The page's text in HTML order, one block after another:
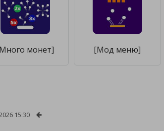
монет] [Мод меню]
15:30